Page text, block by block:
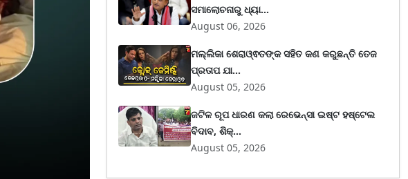
ସମାଲୋଚନାରୁ ଧ୍ୟା...
August 06, 2026
ମଲ୍ଲିକା ଶେରାଓ୍ଵତଙ୍କ ସହିତ କଣ କରୁଛନ୍ତି ତେଜ
ପ୍ରତାପ ଯା...
August 05, 2026
ଜଟିଳ ରୂପ ଧାରଣ କଲା ରେଭେନ୍ସା ଇଷ୍ଟ ହଷ୍ଟେଲ
ବିଦାବ, ଶିକ୍...
August 05, 2026